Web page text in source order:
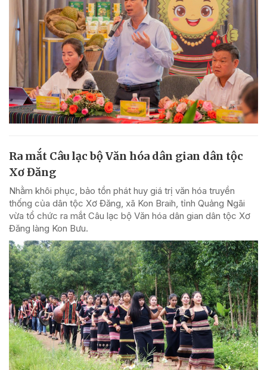
Ra mắt Câu lạc bộ Văn hóa dân gian dân tộc
Xơ Đăng
Nhằm khôi phục, bảo tồn phát huy giá trị văn hóa truyền
thống của dân tộc Xơ Đăng, xã Kon Braih, tỉnh Quảng Ngãi
vừa tổ chức ra mắt Câu lạc bộ Văn hóa dân gian dân tộc Xơ
Đăng làng Kon Bưu.